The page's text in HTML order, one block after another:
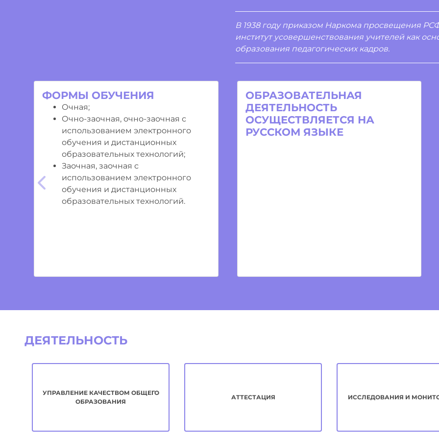
В 1938 году приказом Наркома просвещения
институт усовершенствования учителей как
образования педагогических кадров.
ФОРМЫ ОБУЧЕНИЯ
Очная;
Очно-заочная, очно-заочная с
использованием электронного
обучения и дистанционных
образовательных технологий;
Заочная, заочная с
использованием электронного
обучения и дистанционных
образовательных технологий.
ОБРАЗОВАТЕЛЬНАЯ
ДЕЯТЕЛЬНОСТЬ
ОСУЩЕСТВЛЯЕТСЯ НА
РУССКОМ ЯЗЫКЕ
Предыдущий
ДЕЯТЕЛЬНОСТЬ
УПРАВЛЕНИЕ КАЧЕСТВОМ ОБЩЕГО
ОБРАЗОВАНИЯ
АТТЕСТАЦИЯ ИССЛЕДОВАНИЯ И